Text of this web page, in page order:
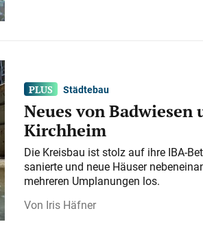
Städtebau
Neues von Badwiesen
Kirchheim
Die Kreisbau ist stolz auf ihre IBA-
sanierte und neue Häuser
mehreren Umplanungen los.
Iris Häfner